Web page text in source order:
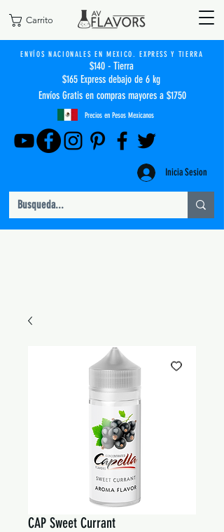
Carrito
ENVÍOS NACIONALES EN MEXICO. EXPRESS Y TIERRA
$140 - Tierra
$165 Express debajo de 6 kg
Envíos Gratis en compras mayores a $1750
Precios en Pesos Mexicanos
Inicia Sesion
CAP Sweet Currant